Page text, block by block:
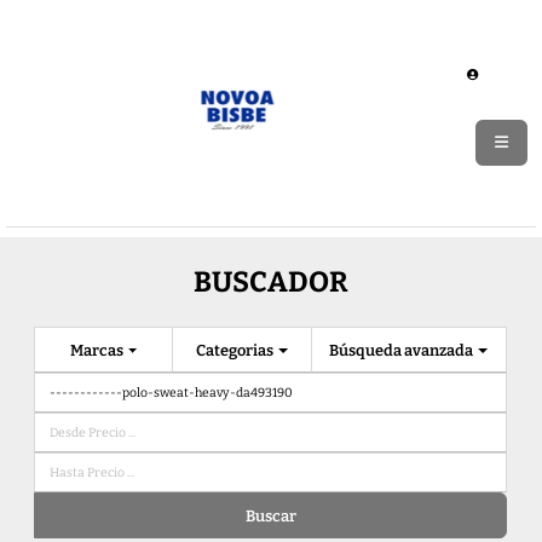
BUSCADOR
Categorias
Marcas Búsqueda avanzada
Buscar